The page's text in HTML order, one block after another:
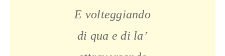
E volteggiando
di qua e di la’